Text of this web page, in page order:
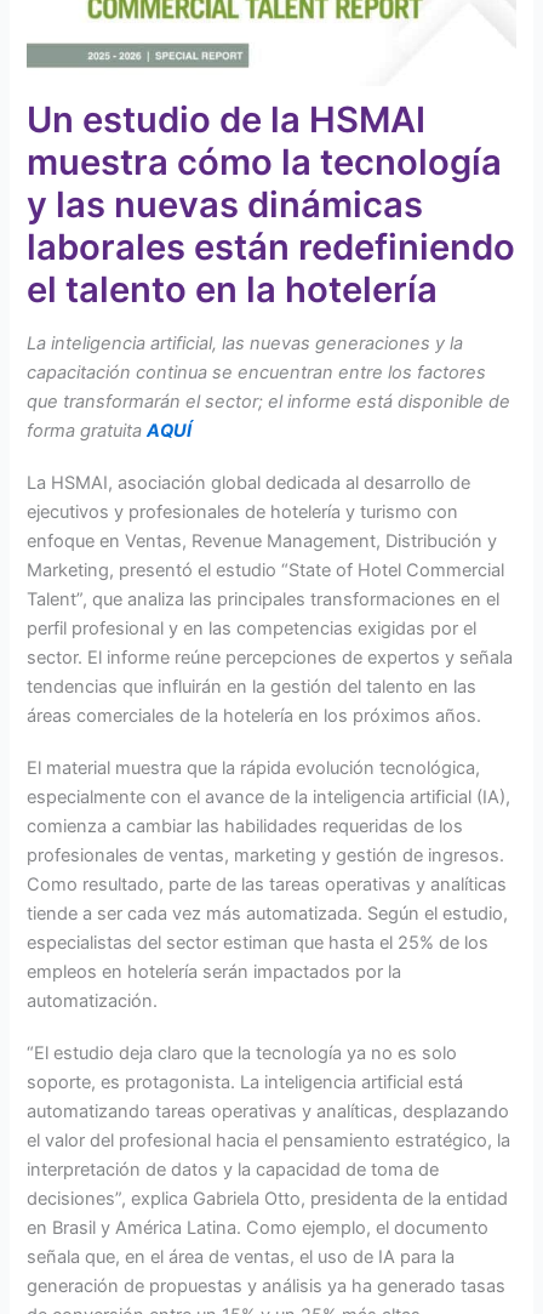
Un estudio de la HSMAI
muestra cómo la tecnología
y las nuevas dinámicas
laborales están redefiniendo
el talento en la hotelería
La inteligencia artificial, las nuevas generaciones y la
capacitación continua se encuentran entre los factores
que transformarán el sector; el informe está disponible de
forma gratuitaAQUÍ
La HSMAI, asociación global dedicada al desarrollo de
ejecutivos y profesionales de hotelería y turismo con
enfoque en Ventas, Revenue Management, Distribución y
Marketing, presentó el estudio “State of Hotel Commercial
Talent”, que analiza las principales transformaciones en el
perfil profesional y en las competencias exigidas por el
sector. El informe reúne percepciones de expertos y señala
tendencias que influirán en la gestión del talento en las
áreas comerciales de la hotelería en los próximos años.
El material muestra que la rápida evolución tecnológica,
especialmente con el avance de la inteligencia artificial (IA),
comienza a cambiar las habilidades requeridas de los
profesionales de ventas, marketing y gestión de ingresos.
Como resultado, parte de las tareas operativas y analíticas
tiende a ser cada vez más automatizada. Según el estudio,
especialistas del sector estiman que hasta el 25% de los
empleos en hotelería serán impactados por la
automatización.
“El estudio deja claro que la tecnología ya no es solo
soporte, es protagonista. La inteligencia artificial está
automatizando tareas operativas y analíticas, desplazando
el valor del profesional hacia el pensamiento estratégico, la
interpretación de datos y la capacidad de toma de
decisiones”, explica Gabriela Otto, presidenta de la entidad
en Brasil y América Latina. Como ejemplo, el documento
señala que, en el área de ventas, el uso de IA para la
generación de propuestas y análisis ya ha generado tasas